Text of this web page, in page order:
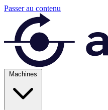
Passer au contenu
Machines